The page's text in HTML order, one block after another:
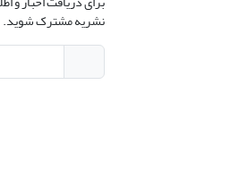
نشریه مشترک شوید.